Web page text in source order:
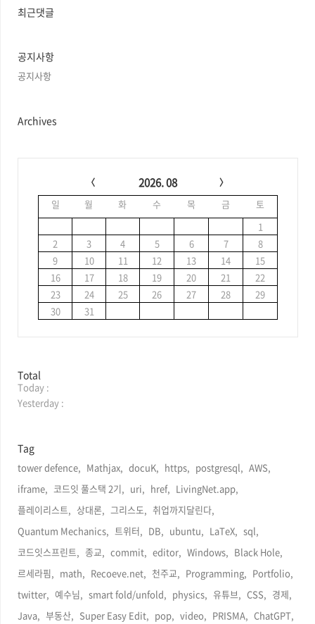
과
인
글
최근댓글
공지사항
공지사항
Archives
2026. 08
일 월 화 수 목 금
토
1
2
3 4 5 6 7
8
9
10 11 12 13 14
15
16
17 18 19 20 21
22
23
24 25 26 27 28
29
30
31
방
문
자
Total
Today :
Yesterday :
Tag
tower defence, Mathjax, docuK, https, postgresql,
AWS,
iframe,
코드잇 풀스택 2기, uri, href,
LivingNet.app,
플레이리스트,
상대론, 그리스도,
취업까지달린다,
Quantum Mechanics,
트위터, DB, ubuntu, LaTeX,
sql,
코드잇스프린트,
종교, commit, editor, Windows,
Black Hole,
르세라핌,
math, Recoeve.net, 천주교, Programming,
Portfolio,
twitter,
예수님, smart fold/unfold, physics, 유튜브, CSS,
경제,
Java,
부동산, Super Easy Edit, pop, video, PRISMA,
ChatGPT,